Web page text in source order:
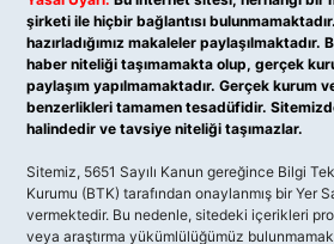
şirketi ile hiçbir bağlantısı
hazırladığımız makaleler
haber niteliği taşımamakta olup, gerçek
paylaşım yapılmamaktadır. Gerçek kurum
benzerlikleri tamamen tesadüfidir.
halindedir ve tavsiye niteliği taşımazlar.
Sitemiz, 5651 Sayılı Kanun gereğince Bilgi
Kurumu (BTK) tarafından onaylanmış bir Yer
vermektedir. Bu nedenle, sitedeki içerikleri
veya araştırma yükümlülüğümüz